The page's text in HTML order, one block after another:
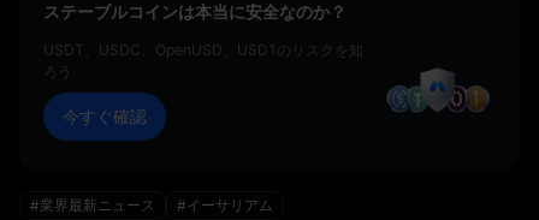
ステーブルコインは本当に安全なのか？
USDT、USDC、OpenUSD、USD1のリスクを知
ろう
今すぐ確認
#業界最新ニュース #イーサリアム